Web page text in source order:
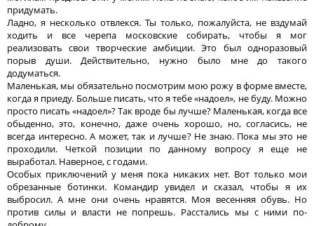
придумать.
Ладно, я несколько отвлекся. Ты только, пожалуйста, не вздумай
ходить и все черепа московские собирать, чтобы я мог
реализовать свои творческие амбиции. Это был одноразовый
порыв души. Действительно, нужно было мне до такого
додуматься.
Маленькая, мы обязательно посмотрим мою рожу в форме вместе,
когда я приеду. Больше писать, что я тебе «надоел», не буду. Можно
просто писать «надоел»? Так вроде бы лучше? Маленькая, когда все
обыденно, это, конечно, даже очень хорошо, но, согласись, не
всегда интересно. А может, так и лучше? Не знаю. Пока мы это не
проходили. Четкой позиции по данному вопросу я еще не
выработал. Наверное, с годами.
Особых приключений у меня пока никаких нет. Вот только мои
обрезанные ботинки. Командир увидел и сказал, чтобы я их
выбросил. А мне они очень нравятся. Моя весенняя обувь. Но
против силы и власти не попрешь. Расстались мы с ними по-